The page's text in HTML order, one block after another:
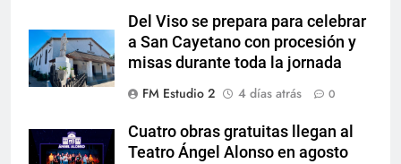
Del Viso se prepara para celebrar
a San Cayetano con procesión y
misas durante toda la jornada
FM Estudio 2
4 días atrás 0
Cuatro obras gratuitas llegan al
Teatro Ángel Alonso en agosto